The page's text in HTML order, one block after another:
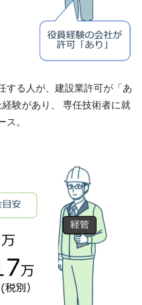
する人が、建設業許可が「あ
験があり、 専任技術者に就
ス。